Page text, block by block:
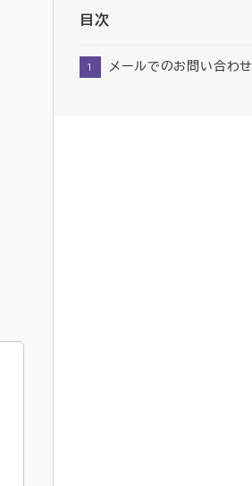
目次
メールでのお問い合わせ